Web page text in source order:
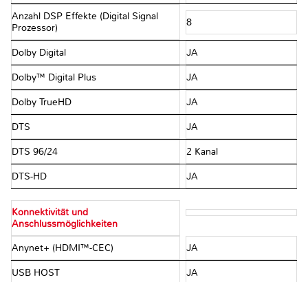
Anzahl DSP Effekte (Digital Signal
Prozessor)
8
Dolby Digital JA
Dolby™ Digital Plus JA
Dolby TrueHD JA
DTS JA
DTS 96/24 2 Kanal
DTS-HD JA
Konnektivität und
Anschlussmöglichkeiten
Anynet+ (HDMI™-CEC) JA
USB HOST JA